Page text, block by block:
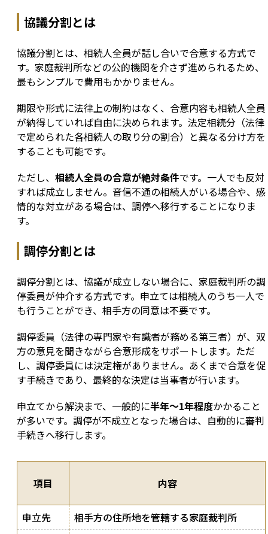
協議分割とは
協議分割とは、相続人全員が話し合いで合意する方式で
す。家庭裁判所などの公的機関を介さず進められるため、
最もシンプルで費用もかかりません。
期限や形式に法律上の制約はなく、合意内容も相続人全員
が納得していれば自由に決められます。法定相続分（法律
で定められた各相続人の取り分の割合）と異なる分け方を
することも可能です。
ただし、 相続人全員の合意が絶対条件です。一人でも反対
すれば成立しません。音信不通の相続人がいる場合や、感
情的な対立がある場合は、調停へ移行することになりま
す。
調停分割とは
調停分割とは、協議が成立しない場合に、家庭裁判所の調
停委員が仲介する方式です。申立ては相続人のうち一人で
も行うことができ、相手方の同意は不要です。
調停委員（法律の専門家や有識者が務める第三者）が、双
方の意見を聞きながら合意形成をサポートします。ただ
し、調停委員には決定権がありません。あくまで合意を促
す手続きであり、最終的な決定は当事者が行います。
申立てから解決まで、一般的に半年〜1年程度かかること
が多いです。調停が不成立となった場合は、自動的に審判
手続きへ移行します。
項目 内容
申立先 相手方の住所地を管轄する家庭裁判所